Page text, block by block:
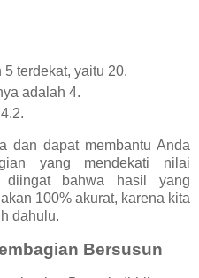
terdekat, yaitu 20.
adalah 4.
dan dapat membantu Anda
yang mendekati nilai
diingat bahwa hasil yang
100% akurat, karena kita
dahulu.
Bersusun